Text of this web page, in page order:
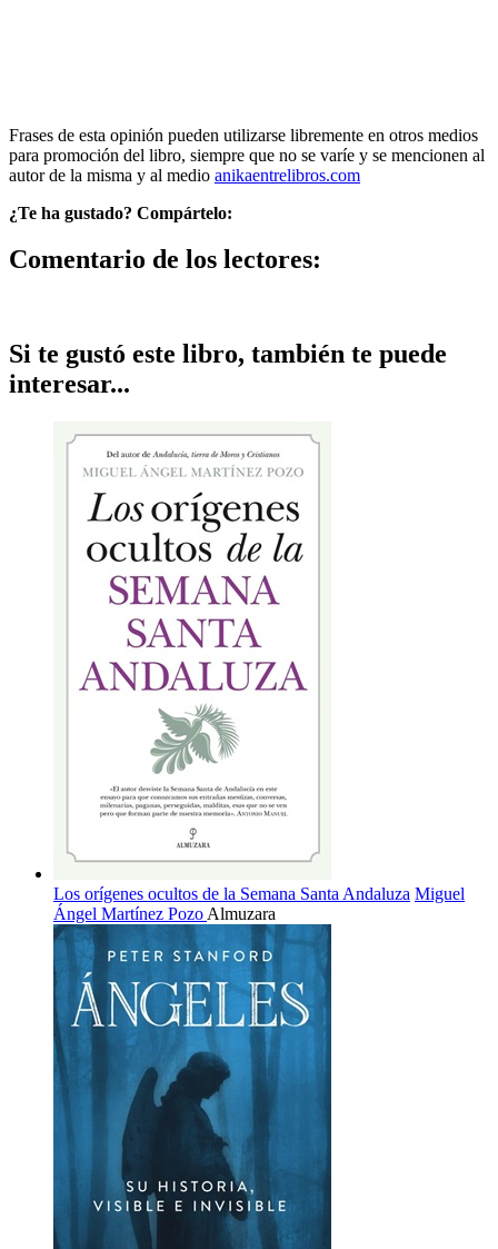
Frases de esta opinión pueden utilizarse libremente en otros medios
para promoción del libro, siempre que no se varíe y se mencionen al
autor de la misma y al medio anikaentrelibros.com
¿Te ha gustado? Compártelo:
Comentario de los lectores:
Si te gustó este libro, también te puede
interesar...
Los orígenes ocultos de la Semana Santa Andaluza Miguel
Ángel Martínez Pozo Almuzara